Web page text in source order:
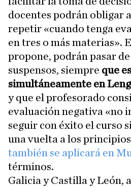
docentes podrán obligar
repetir «cuando tenga
en tres o más materias».
propone, podrán pasar
suspensos, siempre que
simultáneamente en
y que el profesorado
evaluación negativa «no
seguir con éxito el curso
una vuelta a los
también se aplicará en
términos.
Galicia y Castilla y León,